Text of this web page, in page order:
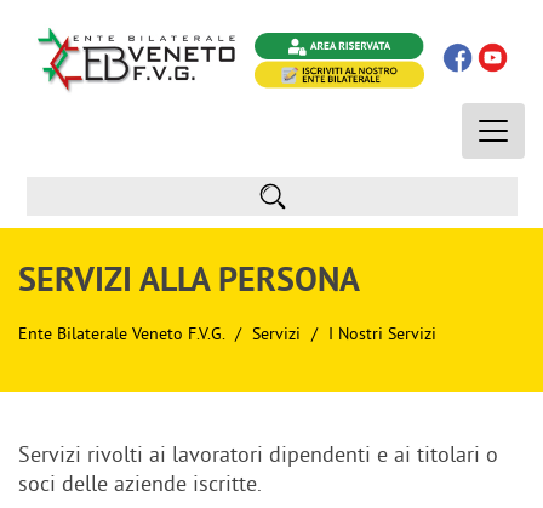
Toggle
SERVIZI ALLA PERSONA
Ente Bilaterale Veneto F.V.G. Servizi I Nostri Servizi
Servizi rivolti ai lavoratori dipendenti e ai titolari o
soci delle aziende iscritte.